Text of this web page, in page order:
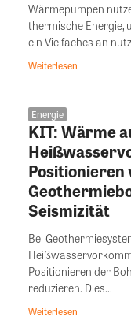
Wärmepumpen
thermische Energie,
ein Vielfaches an
Weiterlesen
Energie
KIT: Wärme
Positionieren
Seismizität
Bei
Positionieren der
reduzieren. Dies...
Weiterlesen